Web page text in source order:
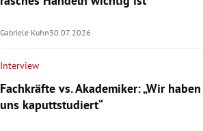
Gabriele Kuhn30.07.2026
Interview
Fachkräfte vs. Akademiker: „Wir haben
uns kaputtstudiert“